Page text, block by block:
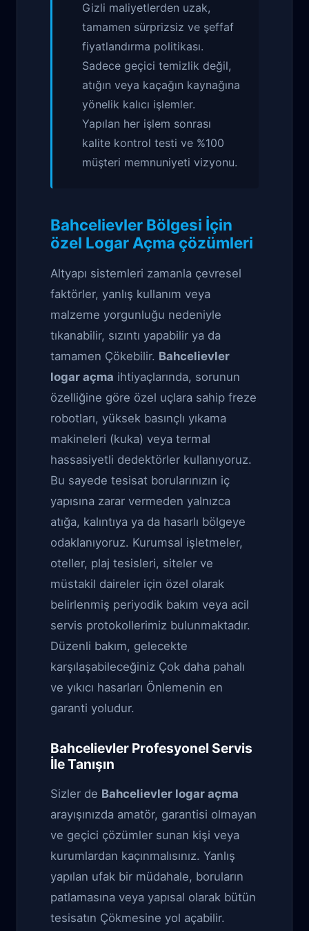
Gizli maliyetlerden uzak,
tamamen sürprizsiz ve şeffaf
fiyatlandırma politikası.
Sadece geçici temizlik değil,
atığın veya kaçağın kaynağına
yönelik kalıcı işlemler.
Yapılan her işlem sonrası
kalite kontrol testi ve %100
müşteri memnuniyeti vizyonu.
Bahcelievler Bölgesi İçin
özel Logar Açma çözümleri
Altyapı sistemleri zamanla çevresel
faktörler, yanlış kullanım veya
malzeme yorgunluğu nedeniyle
tıkanabilir, sızıntı yapabilir ya da
tamamen Çökebilir. Bahcelievler
logar açma ihtiyaçlarında, sorunun
özelliğine göre özel uçlara sahip freze
robotları, yüksek basınçlı yıkama
makineleri (kuka) veya termal
hassasiyetli dedektörler kullanıyoruz.
Bu sayede tesisat borularınızın iç
yapısına zarar vermeden yalnızca
atığa, kalıntıya ya da hasarlı bölgeye
odaklanıyoruz. Kurumsal işletmeler,
oteller, plaj tesisleri, siteler ve
müstakil daireler için özel olarak
belirlenmiş periyodik bakım veya acil
servis protokollerimiz bulunmaktadır.
Düzenli bakım, gelecekte
karşılaşabileceğiniz Çok daha pahalı
ve yıkıcı hasarları Önlemenin en
garanti yoludur.
Bahcelievler Profesyonel Servis
İle Tanışın
Sizler de Bahcelievler logar açma
arayışınızda amatör, garantisi olmayan
ve geçici çözümler sunan kişi veya
kurumlardan kaçınmalısınız. Yanlış
yapılan ufak bir müdahale, boruların
patlamasına veya yapısal olarak bütün
tesisatın Çökmesine yol açabilir.